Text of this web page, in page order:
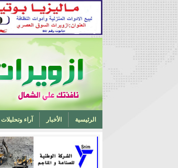
الرئيسية الأخبار آراء وتحليلات
تخرج أحد ابناء ازويرات مهندسا في